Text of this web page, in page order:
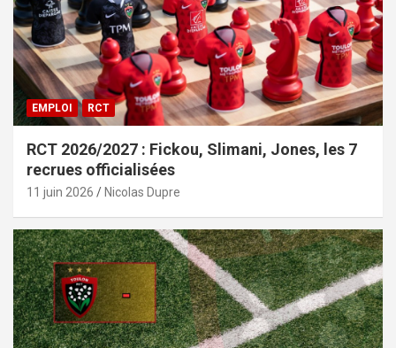
EMPLOI RCT
RCT 2026/2027 : Fickou, Slimani, Jones, les 7
recrues officialisées
11 juin 2026 Nicolas Dupre